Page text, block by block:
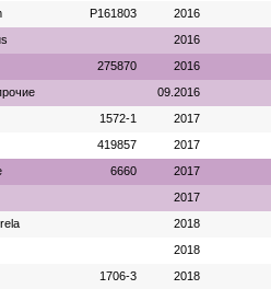
P161803 2016
2016
275870 2016
09.2016
1572-1 2017
419857 2017
6660 2017
2017
2018
2018
1706-3 2018